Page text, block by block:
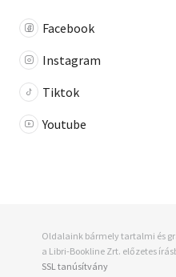
Facebook
Instagram
Tiktok
Youtube
Oldalaink bármely tartalmi és
a Libri-Bookline Zrt. előzetes
SSL tanúsítvány